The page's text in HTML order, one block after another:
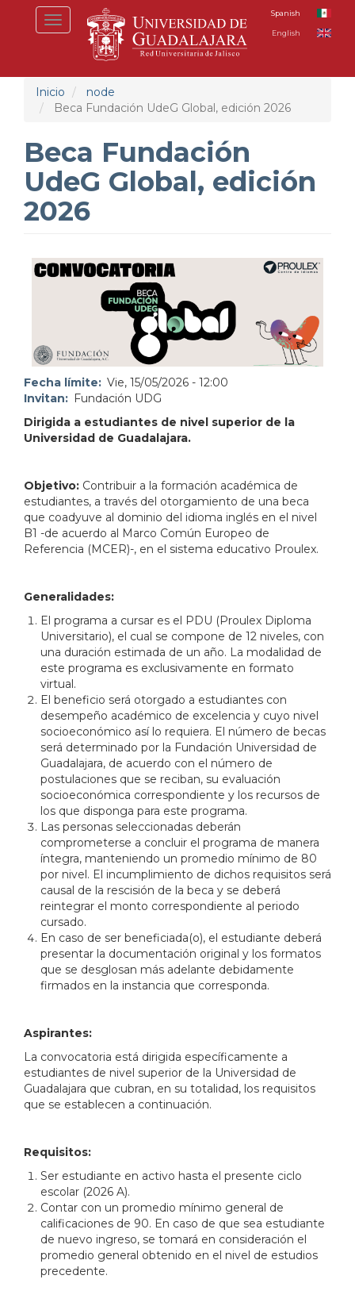
Toggle
navigation
Spanish
English
Inicio
node
Beca Fundación UdeG Global, edición 2026
Beca Fundación
UdeG Global, edición
2026
Fecha límite
Vie, 15/05/2026 - 12:00
Invitan
Fundación UDG
Dirigida a estudiantes de nivel superior de la
Universidad de Guadalajara.
Objetivo: Contribuir a la formación académica de
estudiantes, a través del otorgamiento de una beca
que coadyuve al dominio del idioma inglés en el nivel
B1 -de acuerdo al Marco Común Europeo de
Referencia (MCER)-, en el sistema educativo Proulex.
Generalidades:
El programa a cursar es el PDU (Proulex Diploma
Universitario), el cual se compone de 12 niveles, con
una duración estimada de un año. La modalidad de
este programa es exclusivamente en formato
virtual.
El beneficio será otorgado a estudiantes con
desempeño académico de excelencia y cuyo nivel
socioeconómico así lo requiera. El número de becas
será determinado por la Fundación Universidad de
Guadalajara, de acuerdo con el número de
postulaciones que se reciban, su evaluación
socioeconómica correspondiente y los recursos de
los que disponga para este programa.
Las personas seleccionadas deberán
comprometerse a concluir el programa de manera
íntegra, manteniendo un promedio mínimo de 80
por nivel. El incumplimiento de dichos requisitos será
causal de la rescisión de la beca y se deberá
reintegrar el monto correspondiente al periodo
cursado.
En caso de ser beneficiada(o), el estudiante deberá
presentar la documentación original y los formatos
que se desglosan más adelante debidamente
firmados en la instancia que corresponda.
Aspirantes:
La convocatoria está dirigida específicamente a
estudiantes de nivel superior de la Universidad de
Guadalajara que cubran, en su totalidad, los requisitos
que se establecen a continuación.
Requisitos:
Ser estudiante en activo hasta el presente ciclo
escolar (2026 A).
Contar con un promedio mínimo general de
calificaciones de 90. En caso de que sea estudiante
de nuevo ingreso, se tomará en consideración el
promedio general obtenido en el nivel de estudios
precedente.